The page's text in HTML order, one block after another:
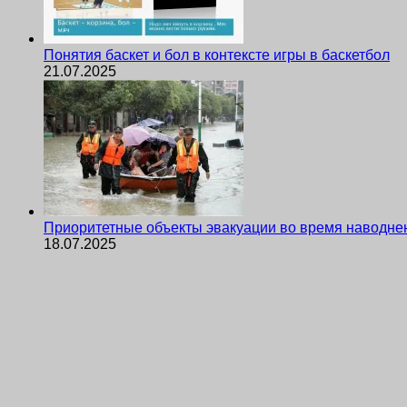
Понятия баскет и бол в контексте игры в баскетбол
21.07.2025
Приоритетные объекты эвакуации во время
18.07.2025